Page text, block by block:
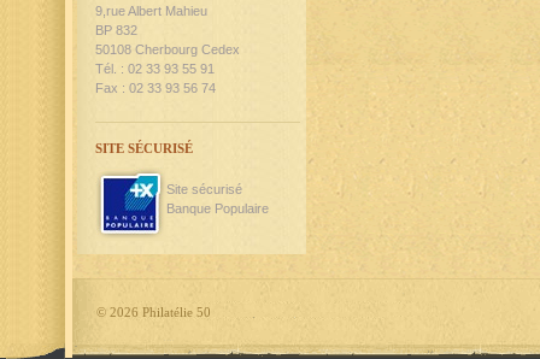
9,rue Albert Mahieu
BP 832
50108 Cherbourg Cedex
Tél. : 02 33 93 55 91
Fax : 02 33 93 56 74
SITE SÉCURISÉ
Site sécurisé
Banque Populaire
© 2026 Philatélie 50